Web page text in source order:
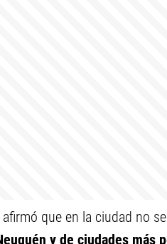
que en la ciudad no
y de ciudades más